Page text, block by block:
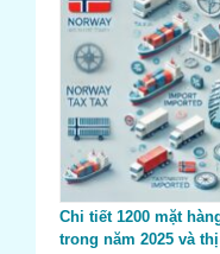
Chi tiết 1200 mặt
trong năm 2025 và